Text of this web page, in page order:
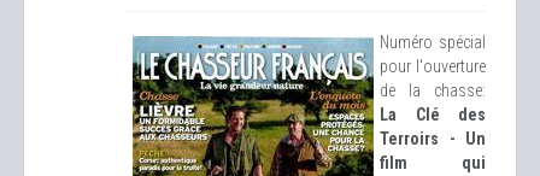
Numéro spécial
pour l'ouverture
de la chasse:
La Clé des
Terroirs - Un
film qui